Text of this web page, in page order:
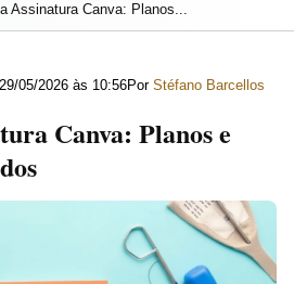
Assinatura Canva: Planos...
29/05/2026 às 10:56Por Stéfano Barcellos
Canva: Planos e